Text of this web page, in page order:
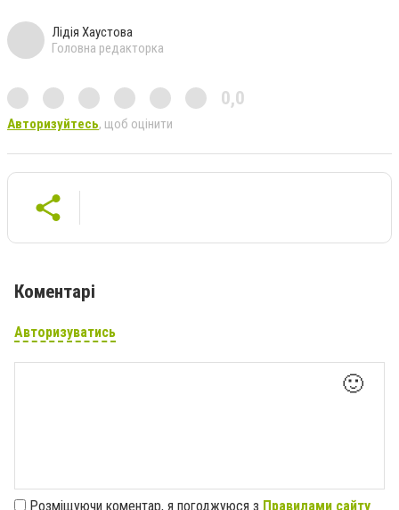
Лідія Хаустова
Головна редакторка
0,0
Авторизуйтесь, щоб оцінити
Коментарі
Авторизуватись
🙂
Розміщуючи коментар, я погоджуюся з Правилами сайту